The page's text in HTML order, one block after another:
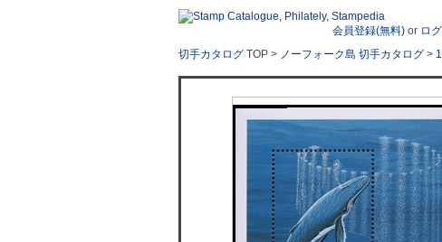
会員登録(無料) or ロ
切手カタログ TOP > ノーフォーク島 切手カタログ >